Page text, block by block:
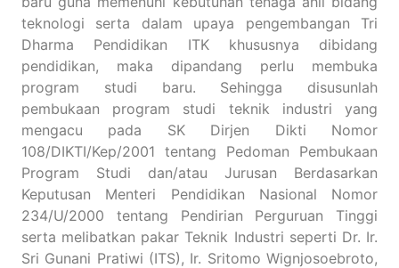
teknologi serta dalam upaya pengembangan Tri
Dharma Pendidikan ITK khususnya dibidang
pendidikan, maka dipandang perlu membuka
program studi baru. Sehingga disusunlah
pembukaan program studi teknik industri yang
mengacu pada SK Dirjen Dikti Nomor
108/DIKTI/Kep/2001 tentang Pedoman Pembukaan
Program Studi dan/atau Jurusan Berdasarkan
Keputusan Menteri Pendidikan Nasional Nomor
234/U/2000 tentang Pendirian Perguruan Tinggi
serta melibatkan pakar Teknik Industri seperti Dr. Ir.
Sri Gunani Pratiwi (ITS), Ir. Sritomo Wignjosoebroto,